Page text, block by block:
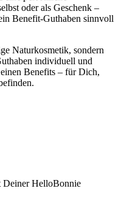
oder als Geschenk –
Benefit-Guthaben sinnvoll
Naturkosmetik, sondern
individuell und
Benefits – für Dich,
Deiner HelloBonnie